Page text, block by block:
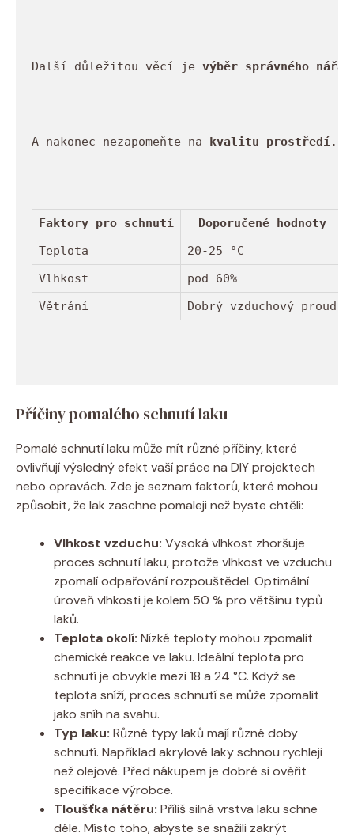
Další důležitou věcí je výběr správného
A nakonec nezapomeňte na kvalitu prostředí.
Faktory pro schnutí
Doporučené hodnoty
Teplota
20-25 °C
Vlhkost
pod 60%
Větrání
Dobrý vzduchový proud
Příčiny pomalého schnutí laku
Pomalé schnutí laku může mít různé příčiny, které
ovlivňují výsledný efekt vaší práce na DIY projektech
nebo opravách. Zde je seznam faktorů, které mohou
způsobit, že lak zaschne pomaleji než byste chtěli:
Vlhkost vzduchu: Vysoká vlhkost zhoršuje
proces schnutí laku, protože vlhkost ve vzduchu
zpomalí odpařování rozpouštědel. Optimální
úroveň vlhkosti je kolem 50 % pro většinu typů
laků.
Teplota okolí: Nízké teploty mohou zpomalit
chemické reakce ve laku. Ideální teplota pro
schnutí je obvykle mezi 18 a 24 °C. Když se
teplota sníží, proces schnutí se může zpomalit
jako sníh na svahu.
Typ laku: Různé typy laků mají různé doby
schnutí. Například akrylové laky schnou rychleji
než olejové. Před nákupem je dobré si ověřit
specifikace výrobce.
Tloušťka nátěru: Příliš silná vrstva laku schne
déle. Místo toho, abyste se snažili zakrýt